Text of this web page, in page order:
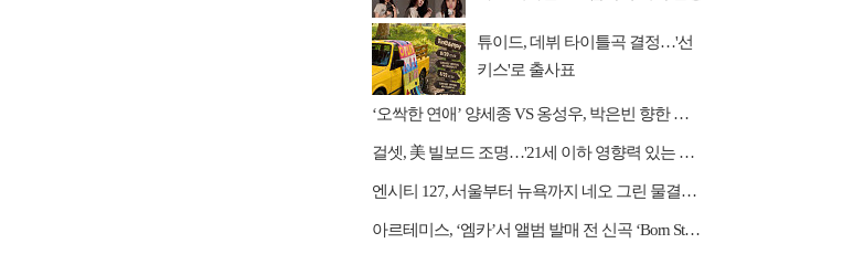
튜이드, 데뷔 타이틀곡 결정…'선
키스'로 출사표
‘오싹한 연애’ 양세종 VS 옹성우, 박은빈 향한 극과 극 직진 '삼각 로맨스'
걸셋, 美 빌보드 조명…'21세 이하 영향력 있는 아티스트' 등극
엔시티 127, 서울부터 뉴욕까지 네오 그린 물결…대규모 프로모션
아르테미스, ‘엠카’서 앨범 발매 전 신곡 ‘Born Stunner’ 공개